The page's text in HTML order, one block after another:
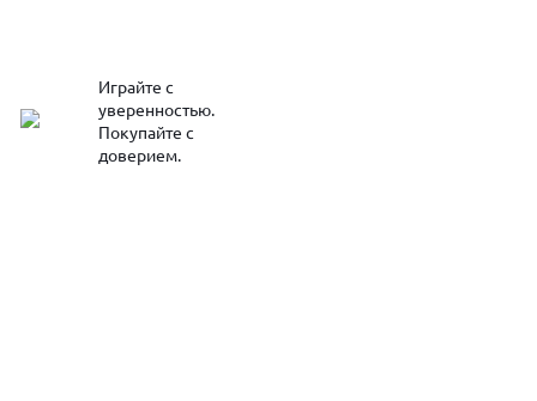
Играйте с
уверенностью.
Покупайте с
доверием.